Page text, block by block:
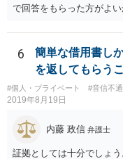
で回答をもらった方がよい
6
簡単な借用書し
を返してもらう
#個人・プライベート #音信不
2019年8月19日
内藤 政信 弁護士
証拠としては十分でしょ